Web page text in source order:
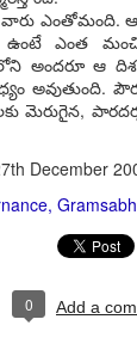
ఎంతోమంది. ఆ
ఉంటే ఎంత
అందరూ ఆ
అవుతుంది.
మెరుగైన,
December
0 Add a